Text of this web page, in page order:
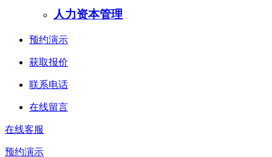
人力资本管理
预约演示
获取报价
联系电话
在线留言
在线客服
预约演示